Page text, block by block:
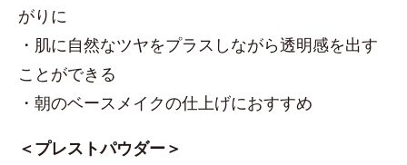
がりに
・肌に自然なツヤをプラスしながら透明感を出す
ことができる
・朝のベースメイクの仕上げにおすすめ
＜プレストパウダー＞